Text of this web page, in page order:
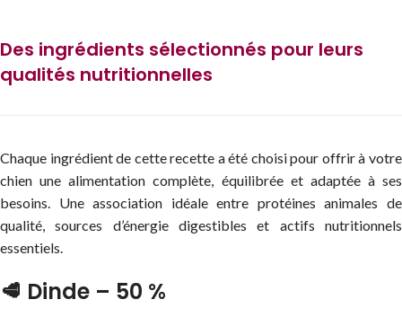
Des ingrédients sélectionnés pour leurs
qualités nutritionnelles
Chaque ingrédient de cette recette a été choisi pour offrir à votre
chien une alimentation complète, équilibrée et adaptée à ses
besoins. Une association idéale entre protéines animales de
qualité, sources d’énergie digestibles et actifs nutritionnels
essentiels.
🥩 Dinde – 50 %